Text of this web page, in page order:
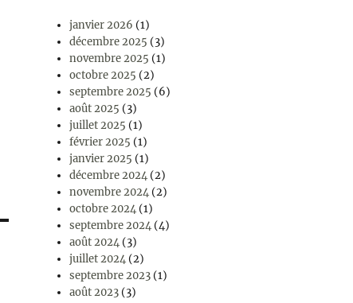
janvier 2026 (1)
décembre 2025 (3)
novembre 2025 (1)
octobre 2025 (2)
septembre 2025 (6)
août 2025 (3)
juillet 2025 (1)
février 2025 (1)
janvier 2025 (1)
décembre 2024 (2)
novembre 2024 (2)
octobre 2024 (1)
septembre 2024 (4)
août 2024 (3)
juillet 2024 (2)
septembre 2023 (1)
août 2023 (3)